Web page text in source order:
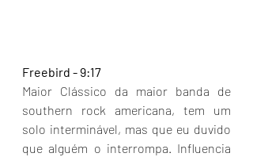
Freebird - 9:17
Maior Clássico da maior banda de
southern rock americana, tem um
solo interminável, mas que eu duvido
que alguém o interrompa. Influencia